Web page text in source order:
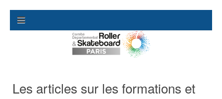
Les articles sur les formations et